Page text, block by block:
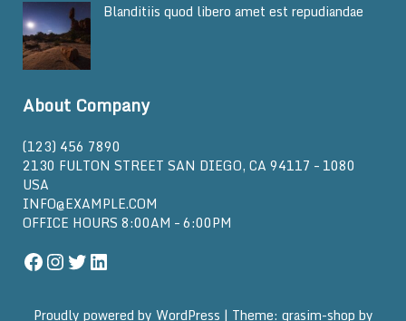
Blanditiis quod libero amet est repudiandae
About Company
(123) 456 7890
2130 FULTON STREET SAN DIEGO, CA 94117 – 1080
USA
INFO@EXAMPLE.COM
OFFICE HOURS 8:00AM – 6:00PM
Facebook
Instagram
Twitter
LinkedIn
Proudly powered by WordPress | Theme: grasim-shop by